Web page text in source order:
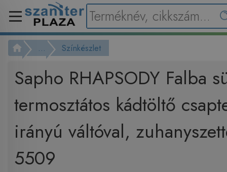
... Színkészlet
Sapho RHAPSODY Falba
termosztátos kádtöltő
irányú váltóval,
5509